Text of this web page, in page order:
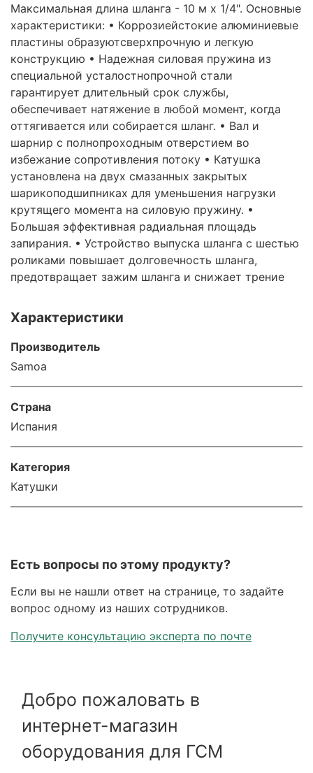
Максимальная длина шланга - 10 м х 1/4". Основные
характеристики: • Коррозиейстокие алюминиевые
пластины образуютсверхпрочную и легкую
конструкцию • Надежная силовая пружина из
специальной усталостнопрочной стали
гарантирует длительный срок службы,
обеспечивает натяжение в любой момент, когда
оттягивается или собирается шланг. • Вал и
шарнир с полнопроходным отверстием во
избежание сопротивления потоку • Катушка
установлена на двух смазанных закрытых
шарикоподшипниках для уменьшения нагрузки
крутящего момента на силовую пружину. •
Большая эффективная радиальная площадь
запирания. • Устройство выпуска шланга с шестью
роликами повышает долговечность шланга,
предотвращает зажим шланга и снижает трение
Характеристики
Производитель
Samoa
Страна
Испания
Категория
Катушки
Есть вопросы по этому продукту?
Если вы не нашли ответ на странице, то задайте
вопрос одному из наших сотрудников.
Получите консультацию эксперта по почте
Добро пожаловать в
интернет-магазин
оборудования для ГСМ